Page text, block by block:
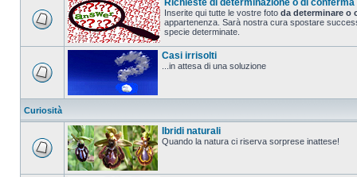
Richieste di determinazione o di conferma
Inserite qui tutte le vostre foto da determinare o
appartenenza. Sarà nostra cura spostare
specie determinate.
Casi irrisolti
...in attesa di una soluzione
Curiosità
Ibridi naturali
Quando la natura ci riserva sorprese inattese!